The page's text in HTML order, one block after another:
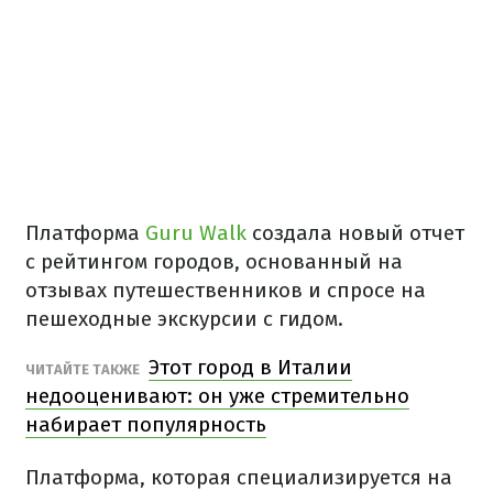
Платформа Guru Walk создала новый отчет
с рейтингом городов, основанный на
отзывах путешественников и спросе на
пешеходные экскурсии с гидом.
ЧИТАЙТЕ ТАКЖЕ Этот город в Италии
недооценивают: он уже стремительно
набирает популярность
Платформа, которая специализируется на